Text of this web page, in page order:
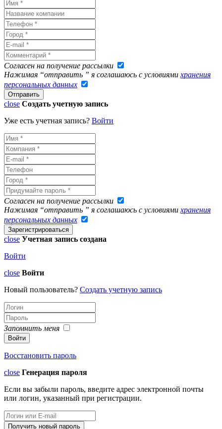
Согласен на получение рассылки
Нажимая “отправить ” я соглашаюсь с условиями хранения
персональных данных
close Создать учетную запись
Уже есть учетная запись? Войти
Согласен на получение рассылки
Нажимая “отправить ” я соглашаюсь с условиями хранения
персональных данных
close Учетная запись создана
Войти
close Войти
Новый пользователь? Создать учетную запись
Запомнить меня
Восстановить пароль
close Генерация пароля
Если вы забыли пароль, введите адрес электронной почты
или логин, указанный при регистрации.